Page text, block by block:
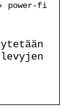
power-fi